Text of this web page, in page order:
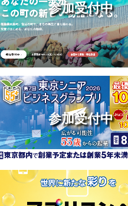
参加受付中
参加受付中